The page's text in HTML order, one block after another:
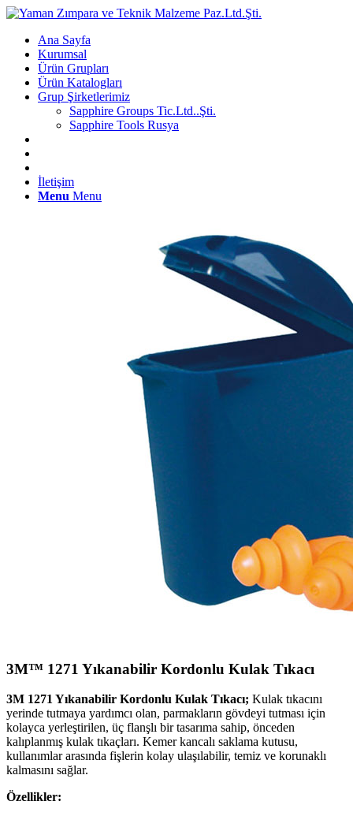
Ana Sayfa
Kurumsal
Ürün Grupları
Ürün Katalogları
Grup Şirketlerimiz
Sapphire Groups Tic.Ltd..Şti.
Sapphire Tools Rusya
İletişim
Menu Menu
3M™ 1271 Yıkanabilir Kordonlu Kulak Tıkacı
3M 1271 Yıkanabilir Kordonlu Kulak Tıkacı; Kulak tıkacını
yerinde tutmaya yardımcı olan, parmakların gövdeyi tutması için
kolayca yerleştirilen, üç flanşlı bir tasarıma sahip, önceden
kalıplanmış kulak tıkaçları. Kemer kancalı saklama kutusu,
kullanımlar arasında fişlerin kolay ulaşılabilir, temiz ve korunaklı
kalmasını sağlar.
Özellikler: